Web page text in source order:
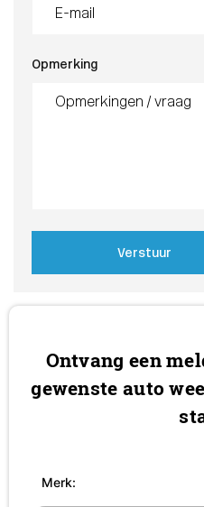
Opmerking
Verstuur
Ontvang een
gewenste auto
Merk: